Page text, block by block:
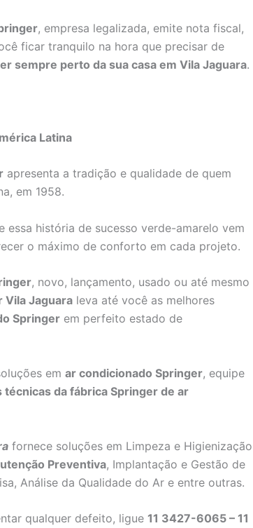
, empresa legalizada, emite nota fiscal,
ficar tranquilo na hora que precisar de
sempre perto da sua casa em Vila Jaguara.
Latina
apresenta a tradição e qualidade de quem
em 1958.
história de sucesso verde-amarelo vem
o máximo de conforto em cada projeto.
, novo, lançamento, usado ou até mesmo
Vila Jaguara leva até você as melhores
Springer em perfeito estado de
em ar condicionado Springer, equipe
técnicas da fábrica Springer de ar
fornece soluções em Limpeza e Higienização
Preventiva, Implantação e Gestão de
Análise da Qualidade do Ar e entre outras.
qualquer defeito, ligue 11 3427-6065 – 11